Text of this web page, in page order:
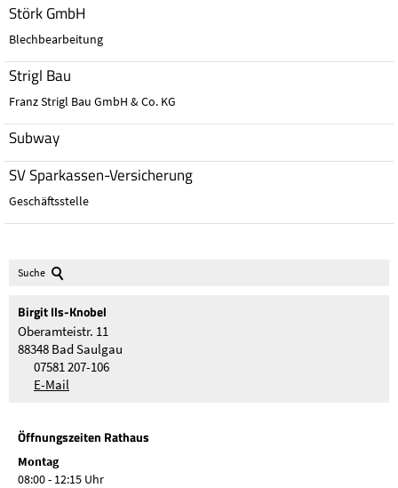
Störk GmbH
Blechbearbeitung
Strigl Bau
Franz Strigl Bau GmbH & Co. KG
Subway
SV Sparkassen-Versicherung
Geschäftsstelle
Suche
BirgitIls-Knobel
Oberamteistr. 11
88348 Bad Saulgau
07581 207-106
E-Mail
Öffnungszeiten Rathaus
Montag
08:00 - 12:15 Uhr